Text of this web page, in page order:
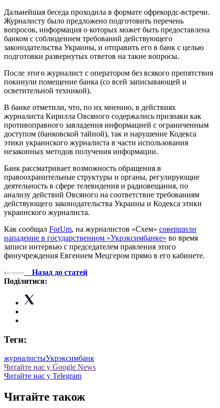
Дальнейшая беседа проходила в формате офрекордс-встречи.
Журналисту было предложено подготовить перечень
вопросов, информация о которых может быть предоставлена ​​
банком с соблюдением требований действующего
законодательства Украины, и отправить его в банк с целью
подготовки развернутых ответов на такие вопросы.
После этого журналист с оператором без всякого препятствия
покинули помещение банка (со всей записывающей и
осветительной техникой).
В банке отметили, что, по их мнению, в действиях
журналиста Кирилла Овсяного содержались признаки как
противоправного завладения информацией с ограниченным
доступом (банковской тайной), так и нарушение Кодекса
этики украинского журналиста в части использования
незаконных методов получения информации.
Банк рассматривает возможность обращения в
правоохранительные структуры и органы, регулирующие
деятельность в сфере телевидения и радиовещания, по
анализу действий Овсяного на соответствие требованиям
действующего законодательства Украины и Кодекса этики
украинского журналиста.
Как сообщал ForUm, на журналистов «Схем» совершили
нападение в государственном «Укрэксимбанке» во время
записи интервью с председателем правления этого
финучреждения Евгением Мецгером прямо в его кабинете.
Назад до статей
Поділитися:
Теги:
журналистыУкрэксимбанк
Читайте нас у Google News
Читайте нас у Telegram
Читайте також